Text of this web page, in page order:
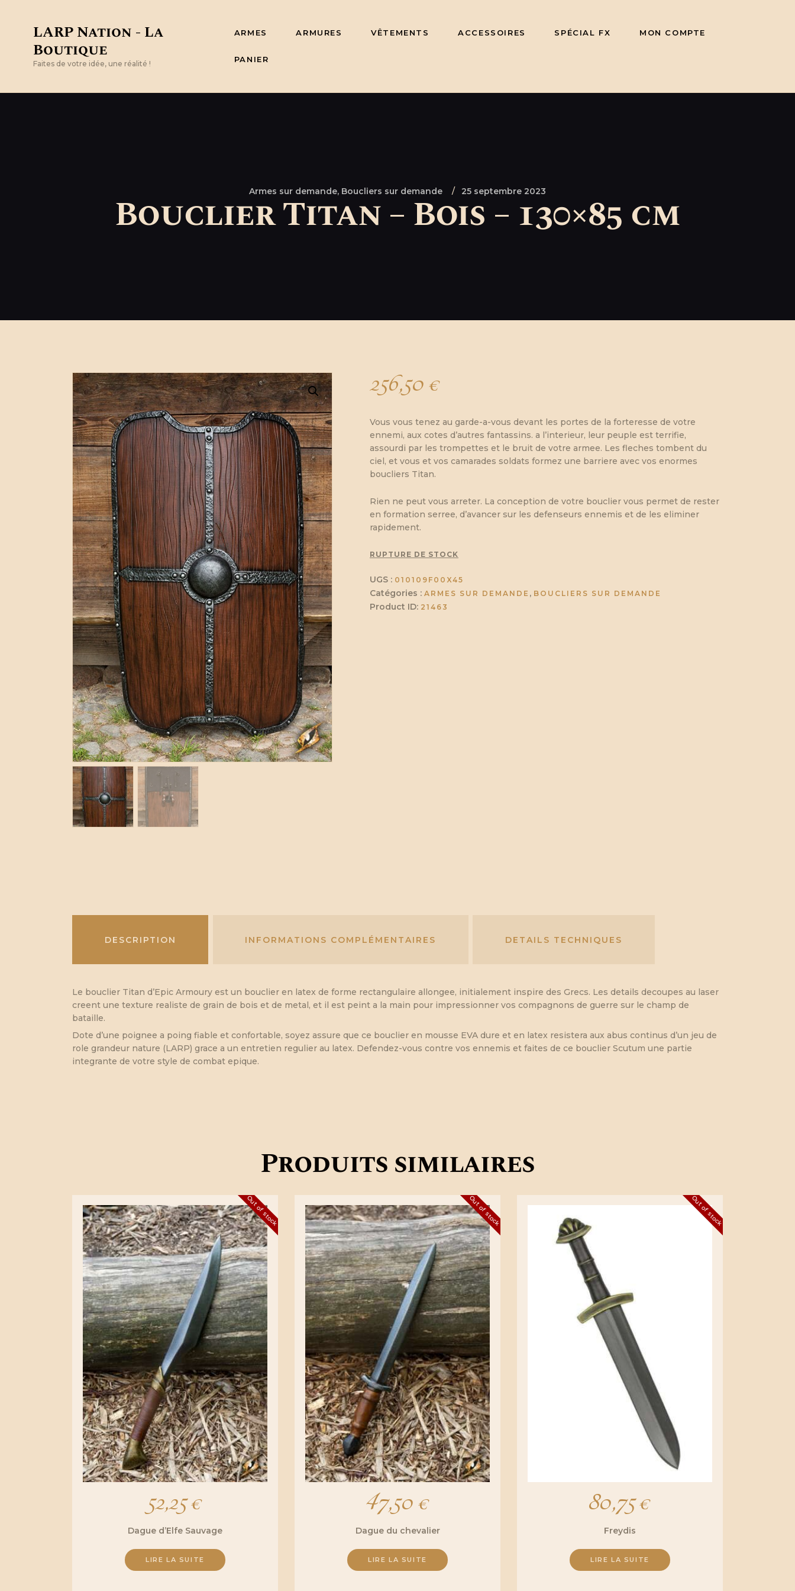
LARP Nation - La
Boutique
Faites de votre idée, une réalité !
ARMES ARMURES VÊTEMENTS ACCESSOIRES SPÉCIAL FX MON COMPTE
PANIER
Armes sur demande, Boucliers sur demande 25 septembre 2023
Bouclier Titan – Bois – 130×85 cm
256,50€
Vous vous tenez au garde-a-vous devant les portes de la forteresse de votre
ennemi, aux cotes d’autres fantassins. a l’interieur, leur peuple est terrifie,
assourdi par les trompettes et le bruit de votre armee. Les fleches tombent du
ciel, et vous et vos camarades soldats formez une barriere avec vos enormes
boucliers Titan.
Rien ne peut vous arreter. La conception de votre bouclier vous permet de rester
en formation serree, d’avancer sur les defenseurs ennemis et de les eliminer
rapidement.
RUPTURE DE STOCK
UGS : 010109F00X45
Catégories : ARMES SUR DEMANDE , BOUCLIERS SUR DEMANDE
Product ID: 21463
DESCRIPTION INFORMATIONS COMPLÉMENTAIRES DETAILS TECHNIQUES
Le bouclier Titan d’Epic Armoury est un bouclier en latex de forme rectangulaire allongee, initialement inspire des Grecs. Les details decoupes au laser
creent une texture realiste de grain de bois et de metal, et il est peint a la main pour impressionner vos compagnons de guerre sur le champ de
bataille.
Dote d’une poignee a poing fiable et confortable, soyez assure que ce bouclier en mousse EVA dure et en latex resistera aux abus continus d’un jeu de
role grandeur nature (LARP) grace a un entretien regulier au latex. Defendez-vous contre vos ennemis et faites de ce bouclier Scutum une partie
integrante de votre style de combat epique.
Produits similaires
Out of stock
52,25€
Dague d’Elfe Sauvage
LIRE LA SUITE
Out of stock
47,50€
Dague du chevalier
LIRE LA SUITE
Out of stock
80,75€
Freydis
LIRE LA SUITE